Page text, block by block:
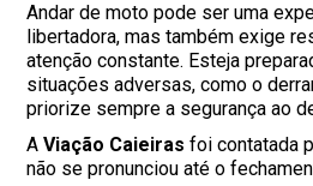
Andar de moto pode ser uma
libertadora, mas também exige
atenção constante. Esteja
situações adversas, como o
priorize sempre a segurança ao
AViação Caieiras foi contatada
não se pronunciou até o